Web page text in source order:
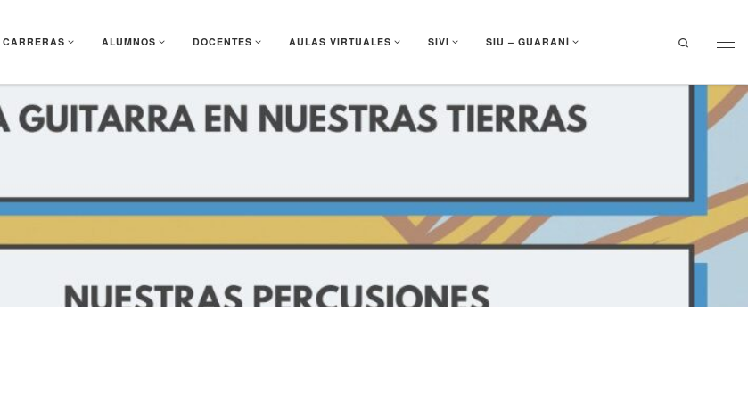
CARRERAS ALUMNOS DOCENTES AULAS VIRTUALES SIVI SIU – GUARANÍ
Search